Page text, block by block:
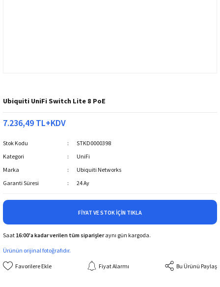
Ubiquiti UniFi Switch Lite 8 PoE
7.236,49 TL+KDV
Stok Kodu
STKD0000398
Kategori
UniFi
Marka
Ubiquiti Networks
Garanti Süresi
24 Ay
FIYAT VE STOK İÇIN TIKLA
Saat 16:00'a kadar verilen tüm siparişleraynı gün kargoda.
Ürünün orijinal fotoğrafıdır.
Fiyat Alarmı Bu Ürünü Paylaş